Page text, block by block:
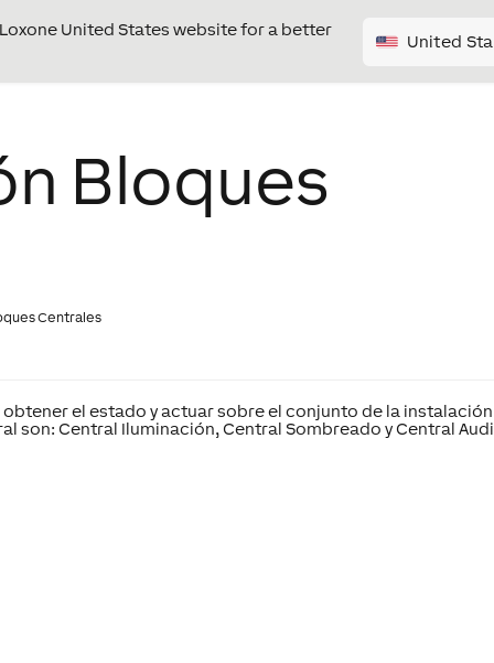
United States website for a better
United
Bloques
Centrales
el estado y actuar sobre el conjunto de la
son: Central Iluminación, Central Sombreado y Central